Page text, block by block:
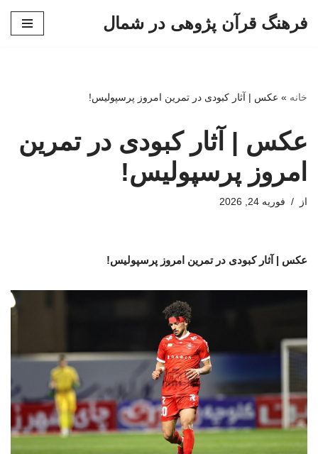
فرهنگ قرآن پژوهی در شمال
خانه » عکس | آثار کبودی در تمرین امروز پرسپولیس!
عکس | آثار کبودی در تمرین
امروز پرسپولیس!
از فوریه 24, 2026
عکس | آثار کبودی در تمرین امروز پرسپولیس!